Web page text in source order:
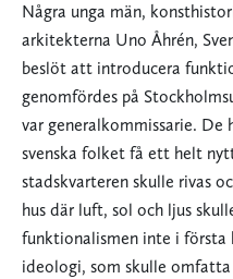
Några unga män,
arkitekterna Uno Åhrén,
beslöt att introducera
genomfördes på
var generalkommissarie. De
svenska folket få ett helt
stadskvarteren skulle rivas
hus där luft, sol och ljus
funktionalismen inte i första
ideologi, som skulle